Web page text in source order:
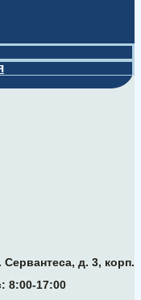
д. 3, корп.
8:00-17:00